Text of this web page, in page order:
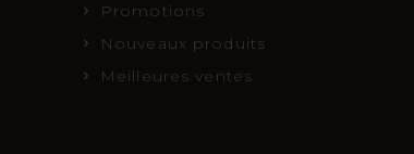
Promotions
Nouveaux produits
Meilleures ventes